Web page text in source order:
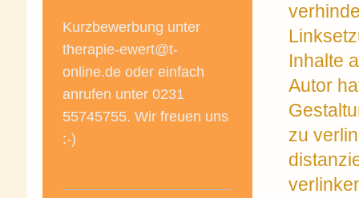
Inhalte
Autor
zu
Kurzbewerbung unter
therapie-ewert@t-
online.de oder einfach
anrufen unter 0231
55745755. Wir freuen uns
:-)